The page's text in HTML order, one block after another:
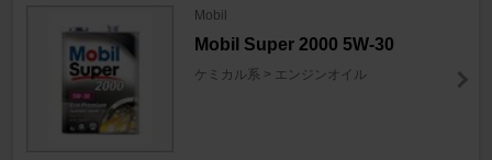
Mobil
Mobil Super 2000 5W-30
ケミカル系 > エンジンオイル